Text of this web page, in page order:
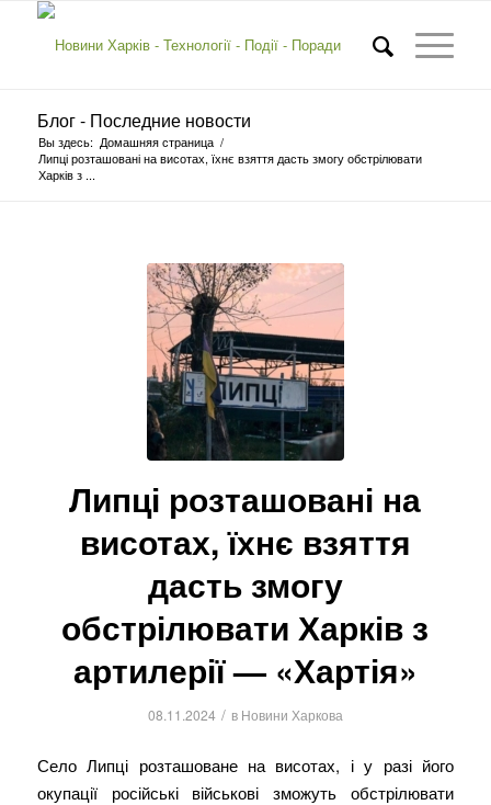
Блог - Последние новости
Вы здесь: Домашняя страница /
Липці розташовані на висотах, їхнє взяття дасть змогу обстрілювати
Харків з ...
Липці розташовані на
висотах, їхнє взяття
дасть змогу
обстрілювати Харків з
артилерії — «Хартія»
08.11.2024 / в Новини Харкова
Село Липці розташоване на висотах, і у разі його
окупації російські військові зможуть обстрілювати